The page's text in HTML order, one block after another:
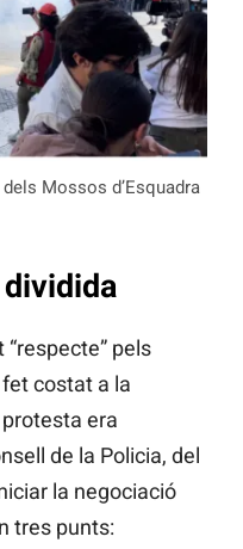
Mossos d’Esquadra
pels
costat a la
era
de la Policia, del
la negociació
tres punts: